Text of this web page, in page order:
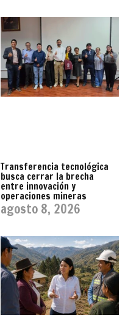
Transferencia tecnológica
busca cerrar la brecha
entre innovación y
operaciones mineras
agosto 8, 2026